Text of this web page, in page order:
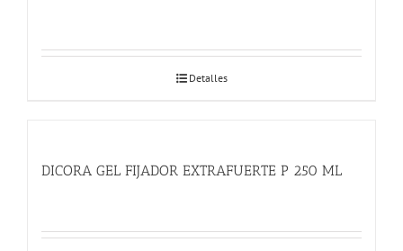
Detalles
DICORA GEL FIJADOR EXTRAFUERTE P 250 ML